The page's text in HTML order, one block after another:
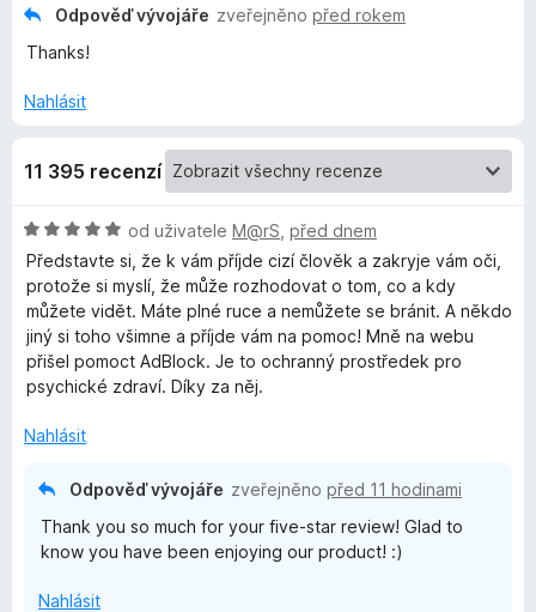
o
x
o
p
l
ň
k
u
A
d
b
l
z
Odpověď vývojáře zveřejněno před rokem
Thanks!
Nahlásit
11 395 recenzí
H
o
d
n
o
c
e
í
od uživatele M@rS před dnem
Představte si, že k vám příjde cizí člověk a zakryje vám oči,
protože si myslí, že může rozhodovat o tom, co a kdy
můžete vidět. Máte plné ruce a nemůžete se bránit. A někdo
jiný si toho všimne a příjde vám na pomoc! Mně na webu
přišel pomoct AdBlock. Je to ochranný prostředek pro
psychické zdraví. Díky za něj.
Nahlásit
Odpověď vývojáře zveřejněno před 11 hodinami
Thank you so much for your five-star review! Glad to
know you have been enjoying our product! :)
Nahlásit